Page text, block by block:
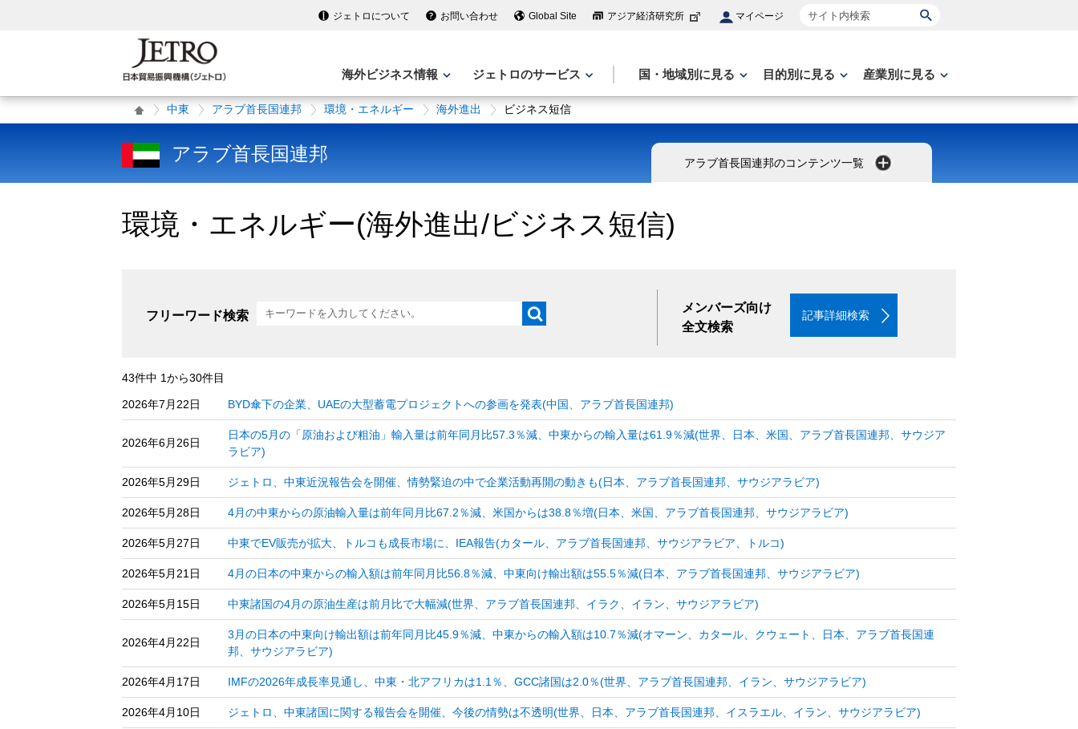
ジェトロについて お問い合わせ Global Site アジア経済研究所 マイページ サイト内検索
海外ビジネス情報 ジェトロのサービス 国・地域別に見る 目的別に見る 産業別に見る
中東 アラブ首長国連邦 環境・エネルギー 海外進出 ビジネス短信
アラブ首長国連邦 アラブ首長国連邦のコンテンツ一覧
環境・エネルギー(海外進出/ビジネス短信)
フリーワード検索
メンバーズ向け
全文検索
記事詳細検索
43件中 1から30件目
2026年7月22日 BYD傘下の企業、UAEの大型蓄電プロジェクトへの参画を発表(中国、アラブ首長国連邦)
2026年6月26日
日本の5月の「原油および粗油」輸入量は前年同月比57.3％減、中東からの輸入量は61.9％減(世界、日本、米国、アラブ首長国連邦、サウジア
ラビア)
2026年5月29日 ジェトロ、中東近況報告会を開催、情勢緊迫の中で企業活動再開の動きも(日本、アラブ首長国連邦、サウジアラビア)
2026年5月28日 4月の中東からの原油輸入量は前年同月比67.2％減、米国からは38.8％増(日本、米国、アラブ首長国連邦、サウジアラビア)
2026年5月27日 中東でEV販売が拡大、トルコも成長市場に、IEA報告(カタール、アラブ首長国連邦、サウジアラビア、トルコ)
2026年5月21日 4月の日本の中東からの輸入額は前年同月比56.8％減、中東向け輸出額は55.5％減(日本、アラブ首長国連邦、サウジアラビア)
2026年5月15日 中東諸国の4月の原油生産は前月比で大幅減(世界、アラブ首長国連邦、イラク、イラン、サウジアラビア)
2026年4月22日
3月の日本の中東向け輸出額は前年同月比45.9％減、中東からの輸入額は10.7％減(オマーン、カタール、クウェート、日本、アラブ首長国連
邦、サウジアラビア)
2026年4月17日 IMFの2026年成長率見通し、中東・北アフリカは1.1％、GCC諸国は2.0％(世界、アラブ首長国連邦、イラン、サウジアラビア)
2026年4月10日 ジェトロ、中東諸国に関する報告会を開催、今後の情勢は不透明(世界、日本、アラブ首長国連邦、イスラエル、イラン、サウジアラビア)